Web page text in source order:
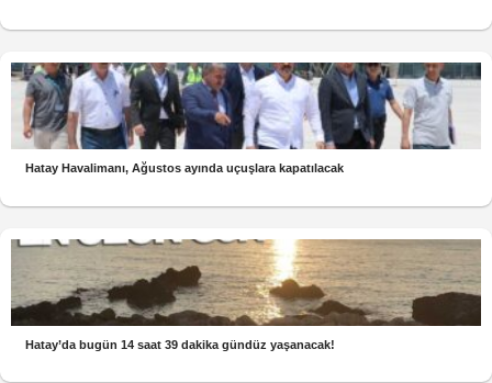
Hatay Havalimanı, Ağustos ayında uçuşlara kapatılacak
Hatay’da bugün 14 saat 39 dakika gündüz yaşanacak!